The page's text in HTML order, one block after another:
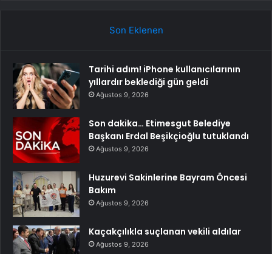
Son Eklenen
Tarihi adım! iPhone kullanıcılarının
yıllardır beklediği gün geldi
Ağustos 9, 2026
Son dakika… Etimesgut Belediye
Başkanı Erdal Beşikçioğlu tutuklandı
Ağustos 9, 2026
Huzurevi Sakinlerine Bayram Öncesi
Bakım
Ağustos 9, 2026
Kaçakçılıkla suçlanan vekili aldılar
Ağustos 9, 2026